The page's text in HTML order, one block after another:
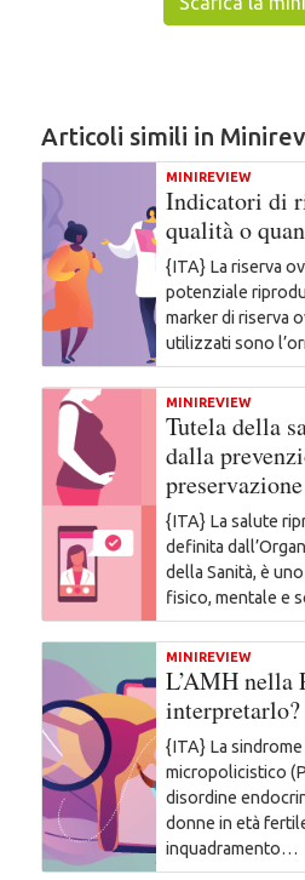
Articoli simili in
MINIREVIEW
Indicatori di
qualità o
{ITA} La riserva
potenziale
marker di riserva
utilizzati sono
MINIREVIEW
Tutela della
dalla
{ITA} La salute
definita
della Sanità, è
fisico, mentale e
MINIREVIEW
L’AMH nella
interpretarlo?
{ITA} La sindrome
micropolicistico
disordine
donne in età
inquadramento…